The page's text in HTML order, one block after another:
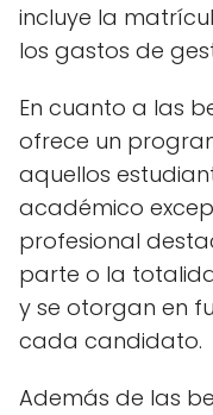
incluye la
los gastos de
En cuanto a las
ofrece un
aquellos
académico
profesional
parte o la
y se otorgan en
cada candidato.
Además de las